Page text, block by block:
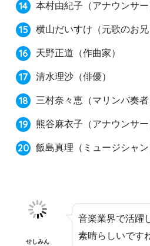
本村由紀子 （アナウンサー
横山だいすけ （元歌のお兄
天野正道 （作曲家）
清水理沙 （俳優）
三村奈々恵 （マリンバ奏者
熊谷麻衣子 （アナウンサー
飯島真理 （ミュージシャン
せしみん
音楽業界で活躍
素晴らしいです